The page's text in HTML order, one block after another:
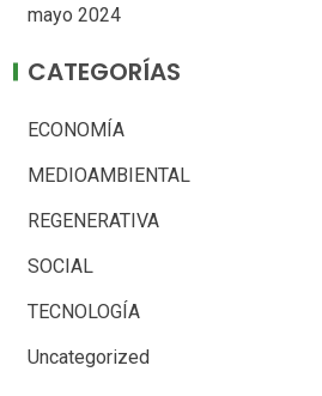
mayo 2024
CATEGORÍAS
ECONOMÍA
MEDIOAMBIENTAL
REGENERATIVA
SOCIAL
TECNOLOGÍA
Uncategorized